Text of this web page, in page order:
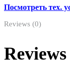
Посмотреть тех.
Reviews (0)
Reviews